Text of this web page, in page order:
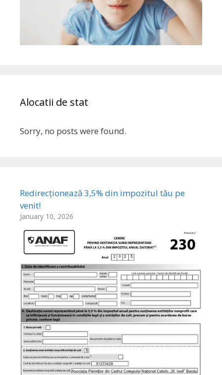
Alocatii de stat
Sorry, no posts were found.
Redirecționează 3,5% din impozitul tău pe
venit!
January 10, 2026